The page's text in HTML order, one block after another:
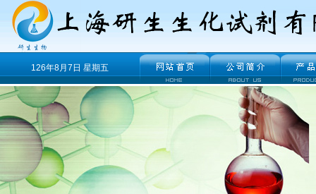
126年8月7日 星期五